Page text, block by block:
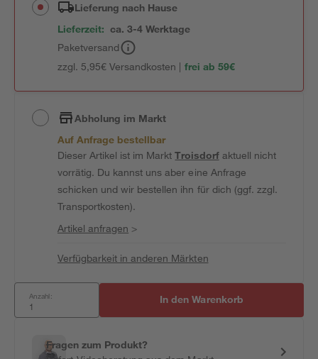
Lieferung nach Hause
Lieferzeit: ca. 3-4 Werktage
Paketversand
zzgl. 5,95€ Versandkosten | frei ab 59€
Abholung im Markt
Auf Anfrage bestellbar
Dieser Artikel ist im MarktTroisdorfaktuell nicht
vorrätig. Du kannst uns aber eine Anfrage
schicken und wir bestellen ihn für dich (ggf. zzgl.
Transportkosten).
Artikel anfragen >
Verfügbarkeit in anderen Märkten
Anzahl: In den Warenkorb
Fragen zum Produkt?